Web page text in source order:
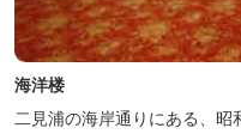
海洋楼
二見浦の海岸通りにある、昭